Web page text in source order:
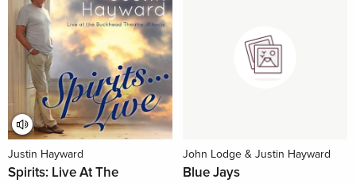
Justin Hayward
Spirits: Live At The
John Lodge & Justin Hayward
Blue Jays